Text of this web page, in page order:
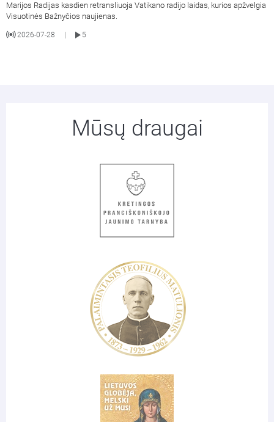
Marijos Radijas kasdien retransliuoja Vatikano radijo laidas, kurios apžvelgia
Visuotinės Bažnyčios naujienas.
2026-07-28 5
Mūsų draugai